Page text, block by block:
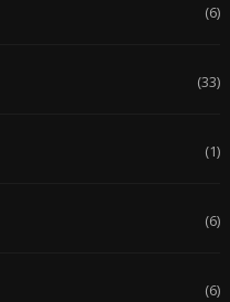
(6)
(33)
(1)
(6)
(6)